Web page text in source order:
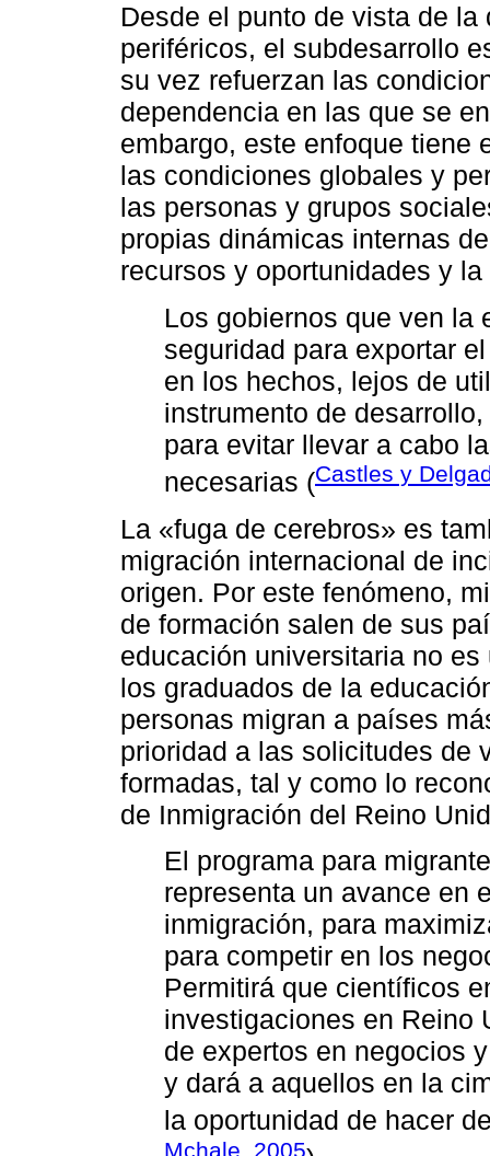
Desde el punto de vista de
periféricos, el subdesarrollo
su vez refuerzan las
dependencia en las que se
embargo, este enfoque tiene
las condiciones globales y
las personas y grupos
propias dinámicas internas
recursos y oportunidades y
Los gobiernos que ven la
seguridad para exportar
en los hechos, lejos de
instrumento de
para evitar llevar a cabo
necesarias (Castles y
La «fuga de cerebros» es
migración internacional de
origen. Por este fenómeno,
de formación salen de sus
educación universitaria no
los graduados de la
personas migran a países
prioridad a las solicitudes de
formadas, tal y como lo
de Inmigración del Reino
El programa para
representa un avance en
inmigración, para
para competir en los
Permitirá que científicos
investigaciones en Reino
de expertos en negocios
y dará a aquellos en la
la oportunidad de hacer
Mchale, 2005